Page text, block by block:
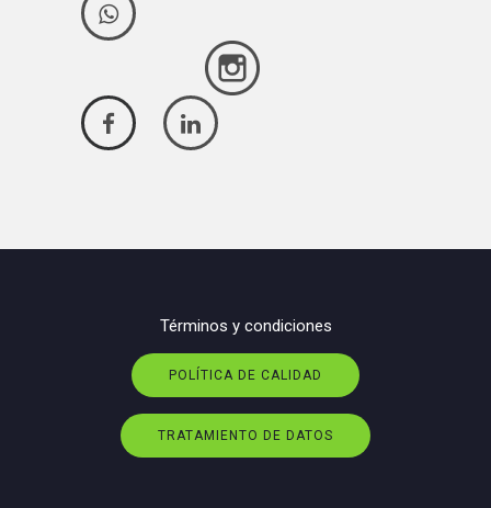
Términos y condiciones
POLÍTICA DE CALIDAD
TRATAMIENTO DE DATOS